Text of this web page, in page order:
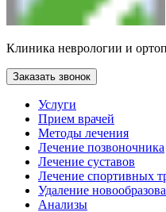
Клиника неврологии и
Заказать звонок
Услуги
Прием врачей
Методы лечения
Лечение позвоночника
Лечение суставов
Лечение спортивных
Удаление
Анализы